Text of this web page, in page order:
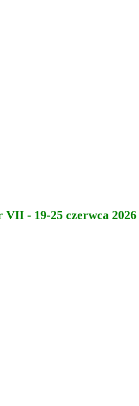
- 19-25 czerwca 2026